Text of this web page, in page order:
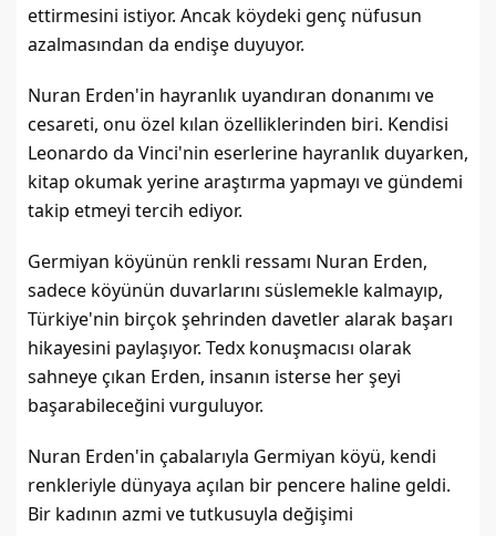
ettirmesini istiyor. Ancak köydeki genç nüfusun
azalmasından da endişe duyuyor.
Nuran Erden'in hayranlık uyandıran donanımı ve
cesareti, onu özel kılan özelliklerinden biri. Kendisi
Leonardo da Vinci'nin eserlerine hayranlık duyarken,
kitap okumak yerine araştırma yapmayı ve gündemi
takip etmeyi tercih ediyor.
Germiyan köyünün renkli ressamı Nuran Erden,
sadece köyünün duvarlarını süslemekle kalmayıp,
Türkiye'nin birçok şehrinden davetler alarak başarı
hikayesini paylaşıyor. Tedx konuşmacısı olarak
sahneye çıkan Erden, insanın isterse her şeyi
başarabileceğini vurguluyor.
Nuran Erden'in çabalarıyla Germiyan köyü, kendi
renkleriyle dünyaya açılan bir pencere haline geldi.
Bir kadının azmi ve tutkusuyla değişimi